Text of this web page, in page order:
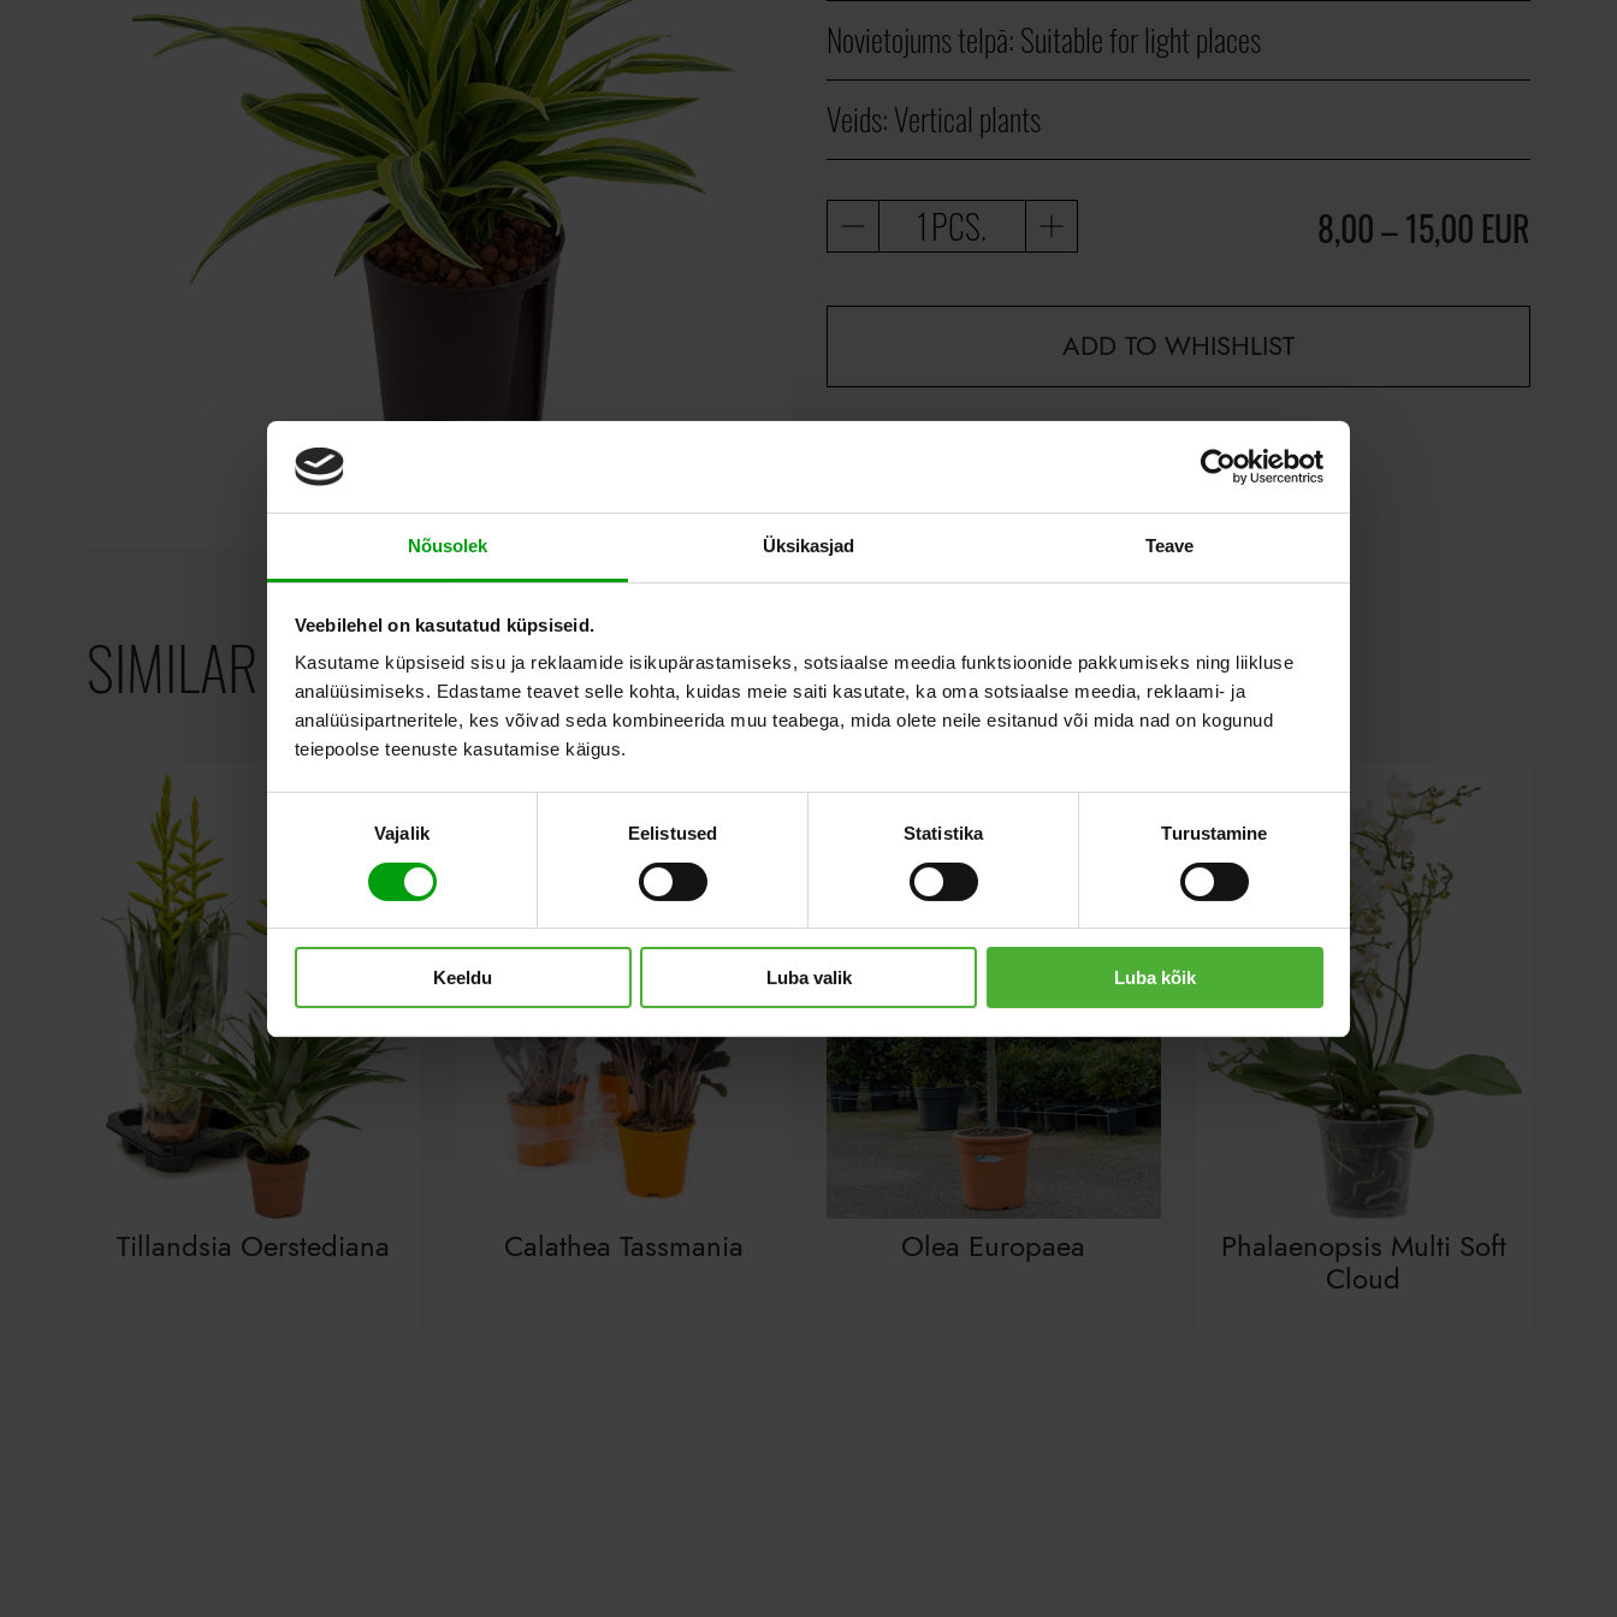
Nõusolek Üksikasjad Teave
Veebilehel on kasutatud küpsiseid.
Kasutame küpsiseid sisu ja reklaamide isikupärastamiseks, sotsiaalse meedia funktsioonide pakkumiseks ning liikluse
analüüsimiseks. Edastame teavet selle kohta, kuidas meie saiti kasutate, ka oma sotsiaalse meedia, reklaami- ja
analüüsipartneritele, kes võivad seda kombineerida muu teabega, mida olete neile esitanud või mida nad on kogunud
teiepoolse teenuste kasutamise käigus.
Vajalik Eelistused Statistika Turustamine
Keeldu Luba valik Luba kõik
Novietojums telpā:Suitable for light places
Veids:Vertical plants
PCS. 8,00–15,00 EUR
ADD TO WHISHLIST
SIMILAR PRODUCTS
Tillandsia Oerstediana Calathea Tassmania Olea Europaea
Phalaenopsis Multi Soft
Cloud